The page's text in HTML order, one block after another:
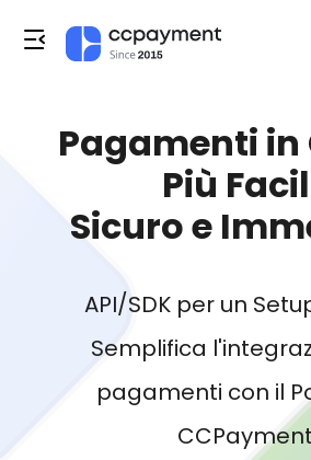
Pagamenti
Più
Sicuro e
API/SDK per un
Semplifica
pagamenti con il
CCPayment